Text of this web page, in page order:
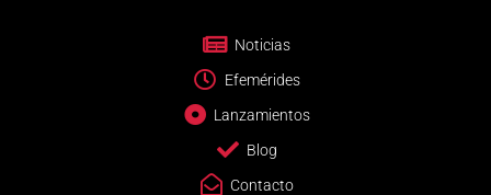
Noticias
Efemérides
Lanzamientos
Blog
Contacto